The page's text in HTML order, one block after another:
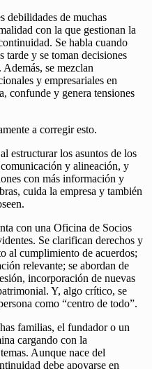
debilidades de muchas
con la que gestionan la
Se habla cuando
tarde y se toman decisiones
se mezclan
y empresariales en
confunde y genera tensiones
a corregir esto.
estructurar los asuntos de los
y alineación, y
con más información y
cuida la empresa y también
con una Oficina de Socios
Se clarifican derechos y
al cumplimiento de acuerdos;
relevante; se abordan de
incorporación de nuevas
Y, algo crítico, se
como “centro de todo”.
familias, el fundador o un
cargando con la
Aunque nace del
debe apoyarse en